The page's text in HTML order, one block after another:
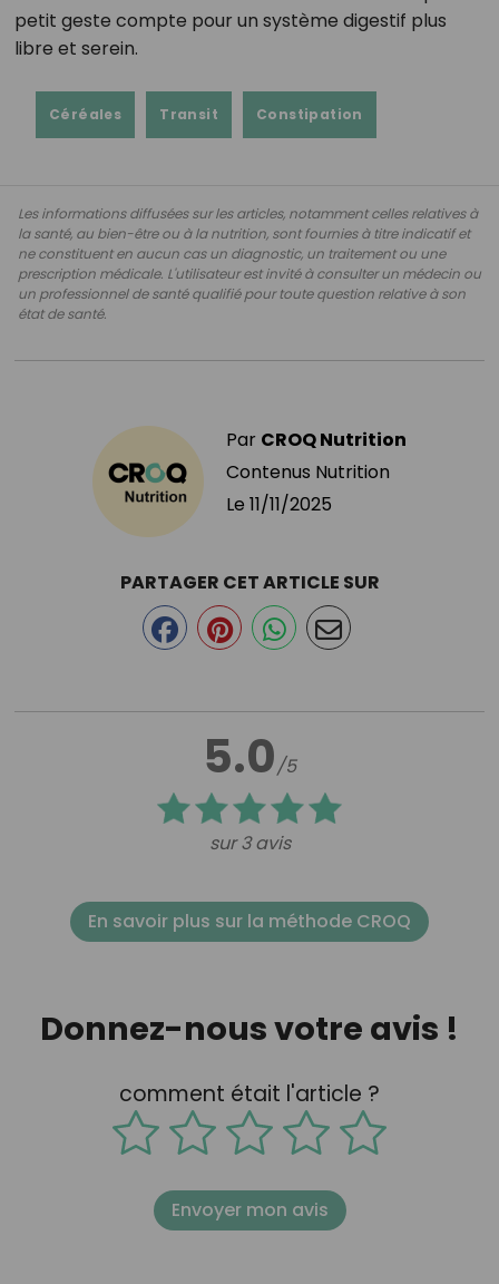
petit geste compte pour un système digestif plus
libre et serein.
Céréales Transit Constipation
Les informations diffusées sur les articles, notamment celles relatives à
la santé, au bien-être ou à la nutrition, sont fournies à titre indicatif et
ne constituent en aucun cas un diagnostic, un traitement ou une
prescription médicale. L'utilisateur est invité à consulter un médecin ou
un professionnel de santé qualifié pour toute question relative à son
état de santé.
Par CROQ Nutrition
Contenus Nutrition
Le 11/11/2025
5.0/5
sur 3 avis
PARTAGER CET ARTICLE SUR
En savoir plus sur la méthode CROQ
Donnez-nous votre avis !
comment était l'article ?
Envoyer mon avis